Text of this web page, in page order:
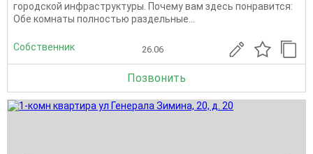
городской инфраструктуры. Почему вам здесь понравится:
Обе комнаты полностью раздельные...
Собственник 26.06
Позвонить